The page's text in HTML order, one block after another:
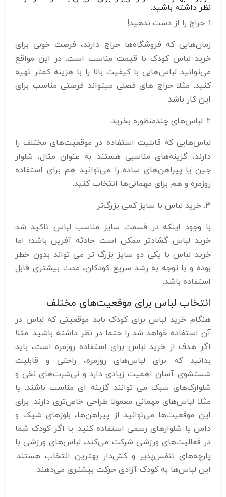
نظر داشته باشید:
1. حراج را از دست ندهید!
زمان‌هایی که فروشگاه‌ها حراج دارند، فرصت خوبی برای
خرید لباس کودک با قیمت مناسب است. در این مواقع
می‌توانید لباس‌هایی با کیفیت بالا را با هزینه کمتر تهیه
کنید. مثلا حراج های فصلی میتواند فرصتی مناسب برای
این کار باشد.
2. لباس‌های چندمنظوره بخرید.
لباس‌هایی که قابلیت استفاده در موقعیت‌های مختلف را
دارند، گزینه‌های مناسبی هستند. به عنوان مثال، شلوار
جین یا پیراهن‌های ساده را می‌توانید هم برای استفاده
روزمره و هم برای مهمانی‌ها انتخاب کنید.
3. خرید لباس با سایز کمی بزرگ‌تر
با وجود اینکه در قسمت سایز مناسب لباس تاکید شد
خرید لباس گشادتر ممکن است حادثه آفرین باشد؛ اما
خرید لباس با یکی دو سایز بزرگ تر می تواند بدون خطر
بوده و با توجه به رشد سریع کودکان، مدت بیشتری قابل
استفاده باشد.
انتخاب لباس برای موقعیت‌های مختلف
هنگام خرید لباس برای کودک باید موقعیتی که لباس در
آن استفاده خواهد شد را حتما در نظر داشته باشید. مثلا
اگر هدف از خرید لباس برای استفاده روزمره است، باید
بدانید که برای لباس‌های روزمره، راحتی و قابلیت
شستشوی آسان اهمیت زیادی دارد و تی‌شرت‌های نخی و
شلوارک‌های سبک می توانند گزینه ای مناسب باشند. یا
مثلا لباس‌های مهمانی معمولا طراحی خاص‌تری دارند. برای
این موقعیت‌ها می‌توانید از پیراهن‌ها، بلوزهای شیک و
دامن یا شلوارهای رسمی استفاده کنید. یا اگر کودک شما
در فعالیت‌های ورزشی شرکت می‌کند، لباس‌های ورزشی با
پارچه‌های تنفس‌پذیر و کش‌دار بهترین انتخاب هستند.
این لباس‌ها به کودک آزادی حرکت بیشتری می‌دهند.